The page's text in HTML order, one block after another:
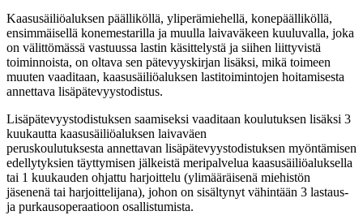
Kaasusäiliöaluksen päälliköllä, yliperämiehellä, konepäälliköllä,
ensimmäisellä konemestarilla ja muulla laivaväkeen kuuluvalla, joka
on välittömässä vastuussa lastin käsittelystä ja siihen liittyvistä
toiminnoista, on oltava sen pätevyyskirjan lisäksi, mikä toimeen
muuten vaaditaan, kaasusäiliöaluksen lastitoimintojen hoitamisesta
annettava lisäpätevyystodistus.
Lisäpätevyystodistuksen saamiseksi vaaditaan koulutuksen lisäksi 3
kuukautta kaasusäiliöaluksen laivaväen
peruskoulutuksesta annettavan lisäpätevyystodistuksen myöntämisen
edellytyksien täyttymisen jälkeistä meripalvelua kaasusäiliöaluksella
tai 1 kuukauden ohjattu harjoittelu (ylimääräisenä miehistön
jäsenenä tai harjoittelijana), johon on sisältynyt vähintään 3 lastaus-
ja purkausoperaatioon osallistumista.